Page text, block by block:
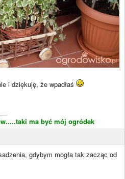
i dziękuję, że wpadłaś
ma być mój ogródek
gdybym mogła tak zacząc od